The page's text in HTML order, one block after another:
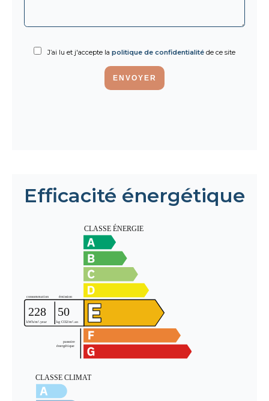
J’ai lu et j'accepte la politique de confidentialité de ce site
ENVOYER
Efficacité énergétique